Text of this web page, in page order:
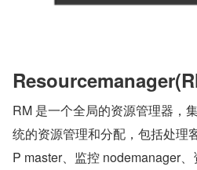
RM 是一个全局的资源管理器，
统的资源管理和分配，包括处理
P master、监控 nodemanager